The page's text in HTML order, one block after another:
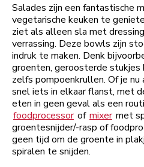
Salades zijn een fantastische
vegetarische keuken te
ziet als alleen sla met
verrassing. Deze bowls zijn
indruk te maken. Denk
groenten, geroosterde stukjes
zelfs pompoenkrullen. Of je
snel iets in elkaar flanst, met
eten in geen geval als een
foodprocessor of mixer met
groentesnijder/-rasp of
geen tijd om de groente in
spiralen te snijden.